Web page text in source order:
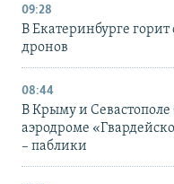
09:28
В Екатеринбурге
дронов
08:44
В Крыму и
аэродроме
– паблики